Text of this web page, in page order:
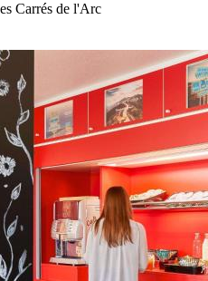
Carrés de l'Arc